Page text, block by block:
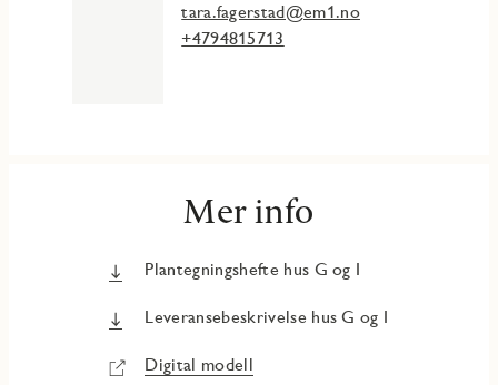
tara.fagerstad@em1.no
+4794815713
Mer info
Plantegningshefte hus G og I
Leveransebeskrivelse hus G og I
Digital modell